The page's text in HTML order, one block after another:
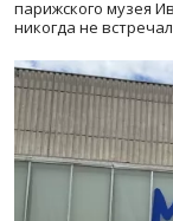
парижского музея
никогда не